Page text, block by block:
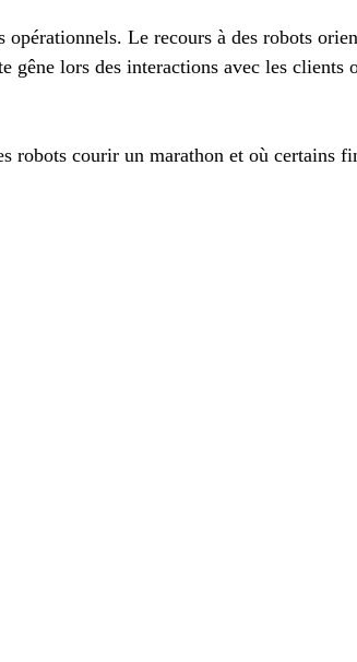
Le recours à des robots
gêne lors des interactions avec les clients
robots courir un marathon et où certains